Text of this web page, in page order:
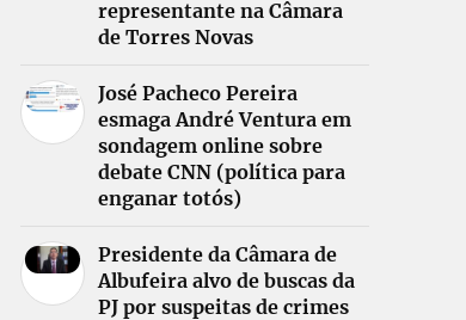
representante na Câmara
de Torres Novas
José Pacheco Pereira
esmaga André Ventura em
sondagem online sobre
debate CNN (política para
enganar totós)
Presidente da Câmara de
Albufeira alvo de buscas da
PJ por suspeitas de crimes